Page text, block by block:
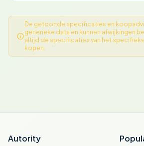
De getoonde specificaties en
generieke data en kunnen afwijkingen
altijd de specificaties van het
kopen.
Autority